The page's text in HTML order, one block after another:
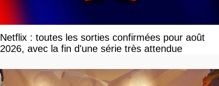
Netflix : toutes les sorties confirmées pour août
2026, avec la fin d'une série très attendue